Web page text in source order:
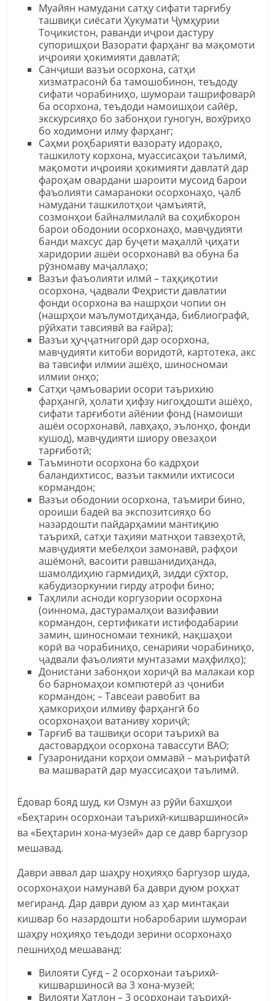
Муайян намудани сатҳу сифати тарғибу
ташвиқи сиёсати Ҳукумати Ҷумҳурии
Тоҷикистон, раванди иҷрои дастуру
супоришҳои Вазорати фарҳанг ва мақомоти
иҷроияи ҳокимияти давлатӣ;
Санҷиши вазъи осорхона, сатҳи
хизматрасонӣ ба тамошобинон, теъдоду
сифати чорабиниҳо, шумораи ташрифоварӣ
ба осорхона, теъдоди намоишҳои сайёр,
экскурсияҳо бо забонҳои гуногун, вохӯриҳо
бо ходимони илму фарҳанг;
Саҳми роҳбарияти вазорату идораҳо,
ташкилоту корхона, муассисаҳои таълимӣ,
мақомоти иҷроияи ҳокимияти давлатӣ дар
фароҳам овардани шароити мусоид барои
фаъолияти самараноки осорхонаҳо, ҷалб
намудани ташкилотҳои ҷамъиятӣ,
созмонҳои байналмилалӣ ва соҳибкорон
барои ободонии осорхонаҳо, мавҷудияти
банди махсус дар буҷети маҳаллӣ ҷиҳати
харидории ашёи осорхонавӣ ва обуна ба
рӯзномаву маҷаллаҳо;
Вазъи фаъолияти илмӣ – таҳқиқотии
осорхона, ҷадвали Феҳристи давлатии
фонди осорхона ва нашрҳои чопии он
(нашрҳои маълумотдиҳанда, библиографӣ,
рӯйхати тавсиявӣ ва ғайра);
Вазъи ҳуҷҷатнигорӣ дар осорхона,
мавҷудияти китоби воридотӣ, картотека, акс
ва тавсифи илмии ашёҳо, шиносномаи
илмии онҳо;
Сатҳи ҷамъоварии осори таърихию
фарҳангӣ, ҳолати ҳифзу нигоҳдошти ашёҳо,
сифати тарғиботи айёнии фонд (намоиши
ашёи осорхонавӣ, лавҳаҳо, эълонҳо, фонди
кушод), мавҷудияти шиору овезаҳои
тарғиботӣ;
Таъминоти осорхона бо кадрҳои
баландихтисос, вазъи такмили ихтисоси
кормандон;
Вазъи ободонии осорхона, таъмири бино,
ороиши бадеӣ ва экспозитсияҳо бо
назардошти пайдарҳамии мантиқию
таърихӣ, сатҳи таҳияи матнҳои тавзеҳотӣ,
мавҷудияти мебелҳои замонавӣ, рафҳои
ашёмонӣ, васоити равшанидиҳанда,
шамолдиҳию гармидиҳӣ, зидди сӯхтор,
кабудизоркунии гирду атрофи бино;
Таҳлили асноди коргузории осорхона
(оиннома, дастурамалҳои вазифавии
кормандон, сертификати истифодабарии
замин, шиносномаи техникӣ, нақшаҳои
корӣ ва чорабиниҳо, сенарияи чорабиниҳо,
ҷадвали фаъолияти мунтазами маҳфилҳо);
Донистани забонҳои хориҷӣ ва малакаи кор
бо барномаҳои компютерӣ аз ҷониби
кормандон; – Тавсеаи равобит ва
ҳамкориҳои илмиву фарҳангӣ бо
осорхонаҳои ватаниву хориҷӣ;
Тарғиб ва ташвиқи осори таърихӣ ва
дастовардҳои осорхона тавассути ВАО;
Гузаронидани корҳои оммавӣ – маърифатӣ
ва машваратӣ дар муассисаҳои таълимӣ.
Ёдовар бояд шуд, ки Озмун аз рӯйи бахшҳои
«Беҳтарин осорхонаи таърихӣ-кишваршиносӣ»
ва «Беҳтарин хона-музей» дар се давр баргузор
мешавад.
Даври аввал дар шаҳру ноҳияҳо баргузор шуда,
осорхонаҳои намунавӣ ба даври дуюм роҳхат
мегиранд. Дар даври дуюм аз ҳар минтақаи
кишвар бо назардошти нобаробарии шумораи
шаҳру ноҳияҳо теъдоди зерини осорхонаҳо
пешниҳод мешаванд:
Вилояти Суғд – 2 осорхонаи таърихӣ-
кишваршиносӣ ва 3 хона-музей;
Вилояти Хатлон – 3 осорхонаи таърихӣ-